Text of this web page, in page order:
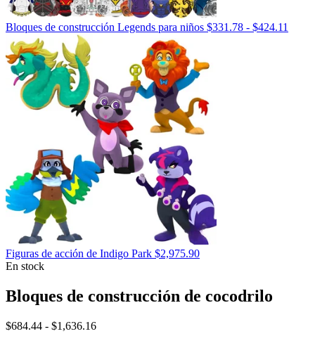
Bloques de construcción Legends para niños $331.78 - $424.11
Figuras de acción de Indigo Park $2,975.90
En stock
Bloques de construcción de cocodrilo
$684.44 - $1,636.16Rango